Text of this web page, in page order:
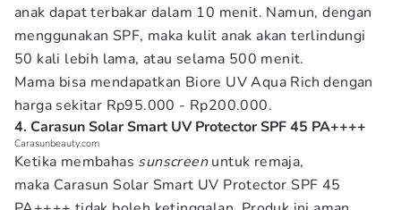
anak dapat terbakar dalam 10 menit. Namun, dengan
menggunakan SPF, maka kulit anak akan terlindungi
50 kali lebih lama, atau selama 500 menit.
Mama bisa mendapatkan Biore UV Aqua Rich dengan
harga sekitar Rp95.000 - Rp200.000.
4. Carasun Solar Smart UV Protector SPF 45 PA++++
Carasunbeauty.com
Ketika membahas sunscreenuntuk remaja,
maka Carasun Solar Smart UV Protector SPF 45